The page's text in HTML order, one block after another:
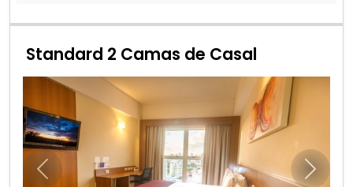
Standard 2 Camas de Casal
Anterior